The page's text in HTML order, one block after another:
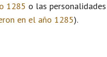
1285 o las personalidades
en el año 1285).